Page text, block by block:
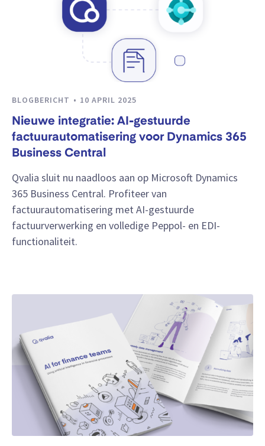
BLOGBERICHT 10 APRIL 2025
Nieuwe integratie: AI-gestuurde
factuurautomatisering voor Dynamics 365
Business Central
Qvalia sluit nu naadloos aan op Microsoft Dynamics
365 Business Central. Profiteer van
factuurautomatisering met AI-gestuurde
factuurverwerking en volledige Peppol- en EDI-
functionaliteit.